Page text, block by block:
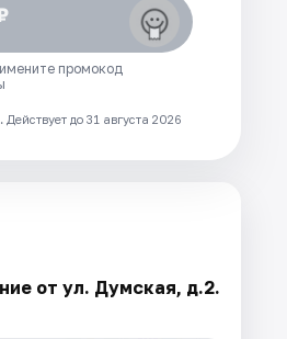
промокод
Действует до 31 августа 2026
от ул. Думская, д.2.